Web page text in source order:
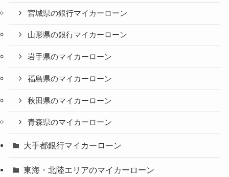
宮城県の銀行マイカーローン
山形県の銀行マイカーローン
岩手県のマイカーローン
福島県のマイカーローン
秋田県のマイカーローン
青森県のマイカーローン
大手都銀行マイカーローン
東海・北陸エリアのマイカーローン